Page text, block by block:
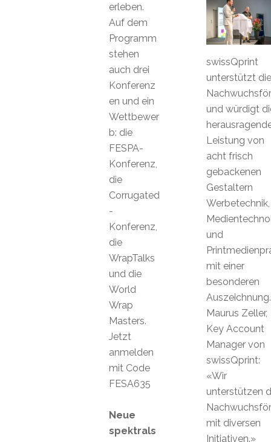
swissQprint
unterstützt die
und würdigt
Leistung von
acht frisch
gebackenen
Gestaltern
Werbetechnik,
und
mit einer
besonderen
Auszeichnung.
Maurus Zeller,
Key Account
Manager von
swissQprint:
«Wir
unterstützen
mit diversen
Initiativen.»
erleben.
Auf dem
Programm
stehen
auch drei
Konferenz
en und ein
Wettbewer
b: die
FESPA-
Konferenz,
die
Corrugated
-
Konferenz,
die
WrapTalks
und die
World
Wrap
Masters.
Jetzt
anmelden
mit Code
FESA635
Neue
spektrals